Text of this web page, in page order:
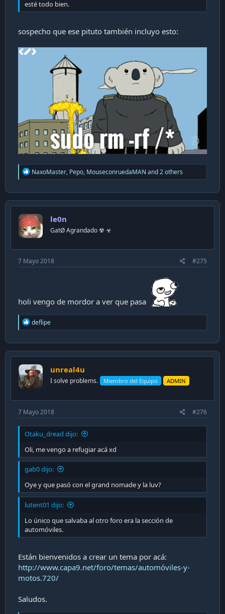
esté todo bien.
sospecho que ese pituto también incluyo esto:
R
e
c
t
o
n
s
NaxoMaster, Pepo, MouseconruedaMAN and 2 others
le0n
GatØ Agrandado ☢ ☣
7 Mayo 2018 #275
holi vengo de mordor a ver que pasa
R
e
c
t
o
n
s
deflipe
unreal4u
I solve problems. Miembro del Equipo ADMIN
7 Mayo 2018 #276
Otaku_dread dijo:
Oli, me vengo a refugiar acá xd
gab0 dijo:
Oye y que pasó con el grand nomade y la luv?
lutent01 dijo:
Lo único que salvaba al otro foro era la sección de
automóviles.
Están bienvenidos a crear un tema por acá:
http://www.capa9.net/foro/temas/automóviles-y-
motos.720/
Saludos.